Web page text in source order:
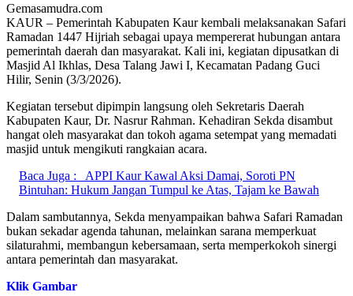
Gemasamudra.com
KAUR – Pemerintah Kabupaten Kaur kembali melaksanakan Safari
Ramadan 1447 Hijriah sebagai upaya mempererat hubungan antara
pemerintah daerah dan masyarakat. Kali ini, kegiatan dipusatkan di
Masjid Al Ikhlas, Desa Talang Jawi I, Kecamatan Padang Guci
Hilir, Senin (3/3/2026).
Kegiatan tersebut dipimpin langsung oleh Sekretaris Daerah
Kabupaten Kaur, Dr. Nasrur Rahman. Kehadiran Sekda disambut
hangat oleh masyarakat dan tokoh agama setempat yang memadati
masjid untuk mengikuti rangkaian acara.
Baca Juga :
APPI Kaur Kawal Aksi Damai, Soroti PN
Bintuhan: Hukum Jangan Tumpul ke Atas, Tajam ke Bawah
Dalam sambutannya, Sekda menyampaikan bahwa Safari Ramadan
bukan sekadar agenda tahunan, melainkan sarana memperkuat
silaturahmi, membangun kebersamaan, serta memperkokoh sinergi
antara pemerintah dan masyarakat.
Klik Gambar